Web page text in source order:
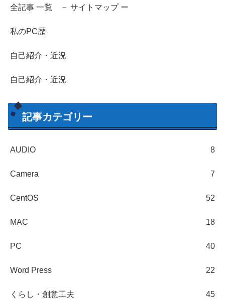
全記事 一覧 － サイトマップ ー
私のPC歴
自己紹介・近況
自己紹介・近況
記事カテゴリー
AUDIO 8
Camera 7
CentOS 52
MAC 18
PC 40
Word Press 22
くらし・創意工夫 45